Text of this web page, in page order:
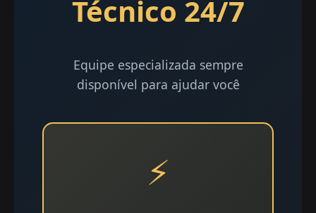
Técnico 24/7
Equipe especializada sempre
disponível para ajudar você
⚡